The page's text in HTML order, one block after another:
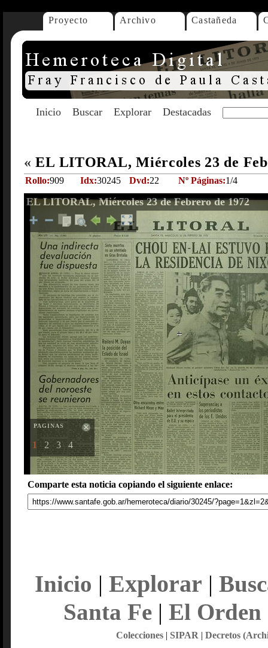
Proyecto Archivo Castañeda
Inicio Buscar Explorar Destacadas
« EL LITORAL, Miércoles 23 de
Rollo:909 Idx:30245 Dvd:22 Nº Páginas:1/4
EL LITORAL, Miércoles 23 de Febrero de 1972
PAGINAS
1 2 3 4
Comparte esta noticia copiando el siguiente enlace:
Inicio | Explorar |
Santa Fe| El Orden
Colecciones| SIPAR | Decretos